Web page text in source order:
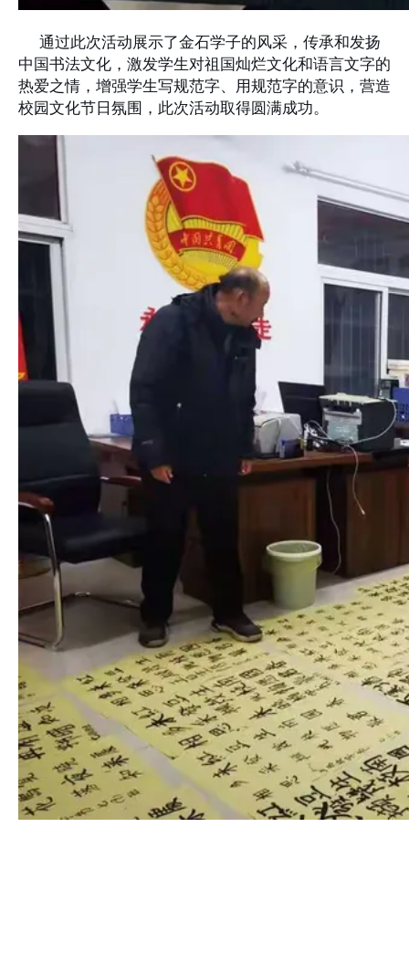
通过此次活动展示了金石学子的风采，传承和发扬
中国书法文化，激发学生对祖国灿烂文化和语言文字的
热爱之情，增强学生写规范字、用规范字的意识，营造
校园文化节日氛围，此次活动取得圆满成功。